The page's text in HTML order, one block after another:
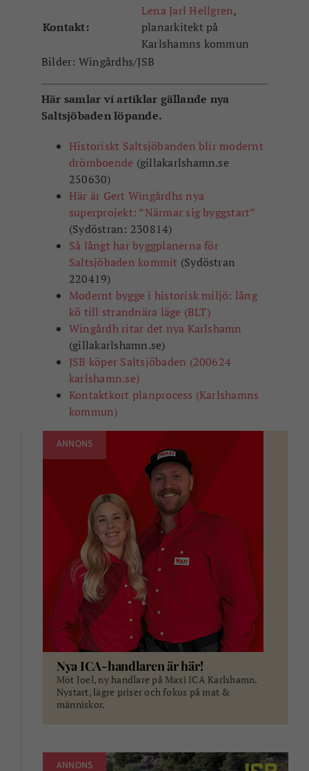
Kontakt:
Lena Jarl Hellgren,
planarkitekt på
Karlshamns kommun
Bilder: Wingårdhs/JSB
Här samlar vi artiklar gällande nya
Saltsjöbaden löpande.
Historiskt Saltsjöbanden blir modernt
drömboende (gillakarlshamn.se
250630)
Här är Gert Wingårdhs nya
superprojekt: ”Närmar sig byggstart”
(Sydöstran: 230814)
Så långt har byggplanerna för
Saltsjöbaden kommit (Sydöstran
220419)
Modernt bygge i historisk miljö: lång
kö till strandnära läge (BLT)
Wingårdh ritar det nya Karlshamn
(gillakarlshamn.se)
JSB köper Saltsjöbaden (200624
karlshamn.se)
Kontaktkort planprocess (Karlshamns
kommun)
ANNONS
Nya ICA-handlaren är här!
Möt Joel, ny handlare på Maxi ICA Karlshamn.
Nystart, lägre priser och fokus på mat &
människor.
ANNONS